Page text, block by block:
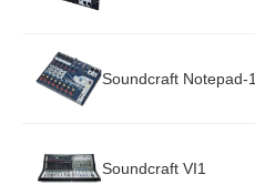
Soundcraft Notepad-
Soundcraft VI1